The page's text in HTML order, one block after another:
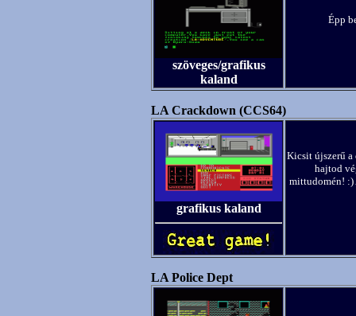
szöveges/grafikus
kaland
Épp
LA Crackdown (CCS64)
grafikus kaland
Kicsit újszerű a
hajtod
mittudomén! :)
LA Police Dept